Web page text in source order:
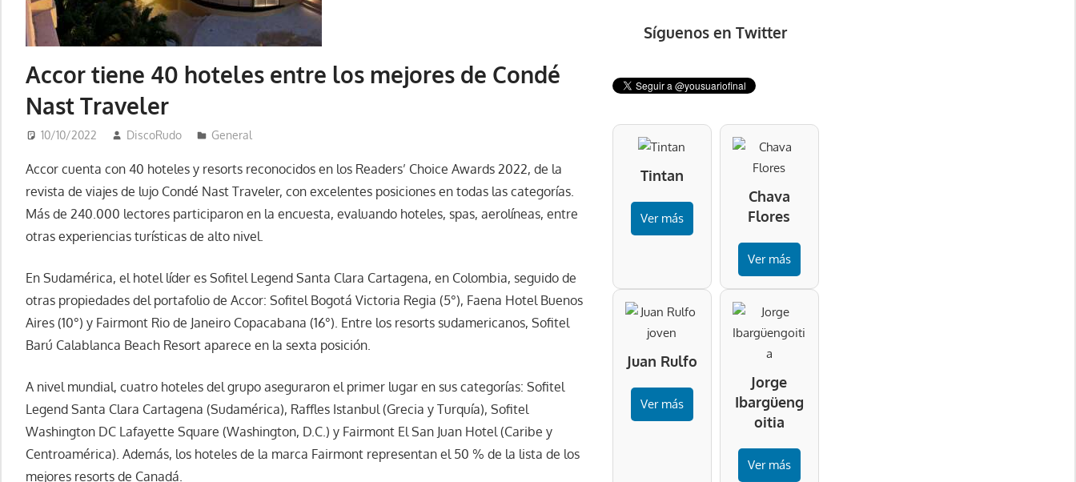
Accor tiene 40 hoteles entre los mejores de Condé
Nast Traveler
10/10/2022 DiscoRudo General
Accor cuenta con 40 hoteles y resorts reconocidos en los Readers’ Choice Awards 2022, de la
revista de viajes de lujo Condé Nast Traveler, con excelentes posiciones en todas las categorías.
Más de 240.000 lectores participaron en la encuesta, evaluando hoteles, spas, aerolíneas, entre
otras experiencias turísticas de alto nivel.
En Sudamérica, el hotel líder es Sofitel Legend Santa Clara Cartagena, en Colombia, seguido de
otras propiedades del portafolio de Accor: Sofitel Bogotá Victoria Regia (5°), Faena Hotel Buenos
Aires (10°) y Fairmont Rio de Janeiro Copacabana (16°). Entre los resorts sudamericanos, Sofitel
Barú Calablanca Beach Resort aparece en la sexta posición.
A nivel mundial, cuatro hoteles del grupo aseguraron el primer lugar en sus categorías: Sofitel
Legend Santa Clara Cartagena (Sudamérica), Raffles Istanbul (Grecia y Turquía), Sofitel
Washington DC Lafayette Square (Washington, D.C.) y Fairmont El San Juan Hotel (Caribe y
Centroamérica). Además, los hoteles de la marca Fairmont representan el 50 % de la lista de los
mejores resorts de Canadá.
Síguenos en Twitter
Tintan
Ver más
Chava
Flores
Ver más
Juan Rulfo
Ver más
Jorge
Ibargüeng
oitia
Ver más